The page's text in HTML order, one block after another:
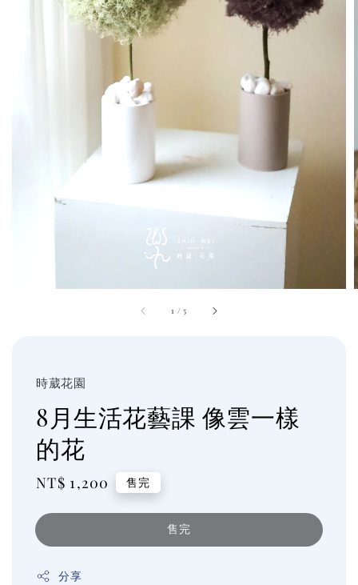
1 /5
時葳花園
8月生活花藝課 像雲一樣
的花
Regular
NT$ 1,200 售完
售完
分享